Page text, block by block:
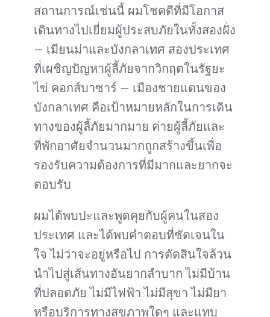
สถานการณ์เช่นนี้ ผมโชคดีที่มีโอกาส
เดินทางไปเยี่ยมผู้ประสบภัยในทั้งสองฝั่ง
– เมียนม่าและบังกลาเทศ สองประเทศ
ที่เผชิญปัญหาผู้ลี้ภัยจากวิกฤตในรัฐยะ
ไข่ คอกส์บาซาร์ – เมืองชายแดนของ
บังกลาเทศ คือเป้าหมายหลักในการเดิน
ทางของผู้ลี้ภัยมากมาย ค่ายผู้ลี้ภัยและ
ที่พักอาศัยจำนวนมากถูกสร้างขึ้นเพื่อ
รองรับความต้องการที่มีมากและยากจะ
ตอบรับ
ผมได้พบปะและพูดคุยกับผู้คนในสอง
ประเทศ และได้พบคำตอบที่ชัดเจนใน
ใจ ไม่ว่าจะอยู่หรือไป การตัดสินใจล้วน
นำไปสู่เส้นทางอันยากลำบาก ไม่มีบ้าน
ที่ปลอดภัย ไม่มีไฟฟ้า ไม่มีสุขา ไม่มียา
หรือบริการทางสุขภาพใดๆ และแทบ